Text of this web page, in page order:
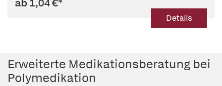
ab 1,04 €*
Details
Erweiterte Medikationsberatung bei
Polymedikation